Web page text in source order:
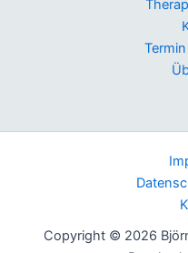
Copyright © 2026